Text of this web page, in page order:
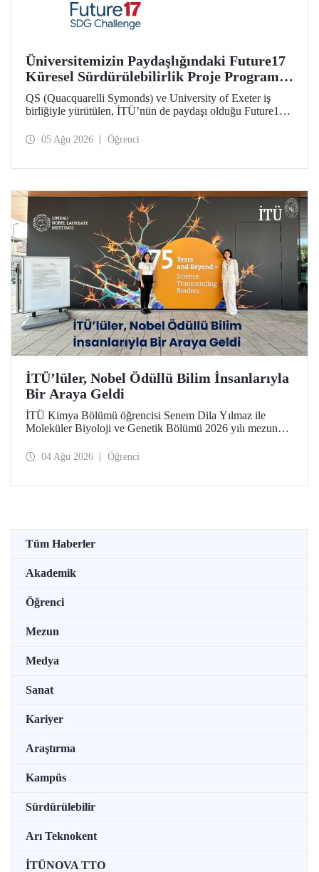
Üniversitemizin Paydaşlığındaki Future17
Küresel Sürdürülebilirlik Proje Programı,
Öğrencilerimizin Başvurularını Bekliyor
QS (Quacquarelli Symonds) ve University of Exeter iş
birliğiyle yürütülen, İTÜ’nün de paydaşı olduğu Future17
öğrenci başvuruları açıldı. Başvurular için son gün 31
05 Ağu 2026 Öğrenci
İTÜ’lüler, Nobel Ödüllü Bilim İnsanlarıyla
Bir Araya Geldi
İTÜ Kimya Bölümü öğrencisi Senem Dila Yılmaz ile
Moleküler Biyoloji ve Genetik Bölümü 2026 yılı mezunu
Etkinliklere Katılım Desteği kapsamında 75’inci Lindau
04 Ağu 2026 Öğrenci
Tüm Haberler
Akademik
Öğrenci
Mezun
Medya
Sanat
Kariyer
Araştırma
Kampüs
Sürdürülebilir
Arı Teknokent
İTÜNOVA TTO